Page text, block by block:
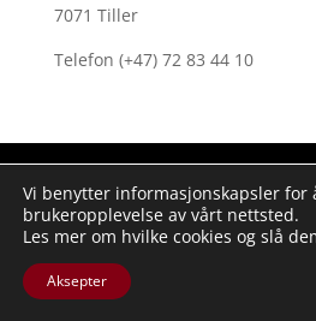
7071 Tiller
Telefon (+47) 72 83 44 10
Kopirett H3 ikt as | Org.nr.: NO 987 917
7075 Tiller,
Vi benytter informasjonskapsler for
brukeropplevelse av vårt nettsted.
Les mer om hvilke cookies og slå
Aksepter